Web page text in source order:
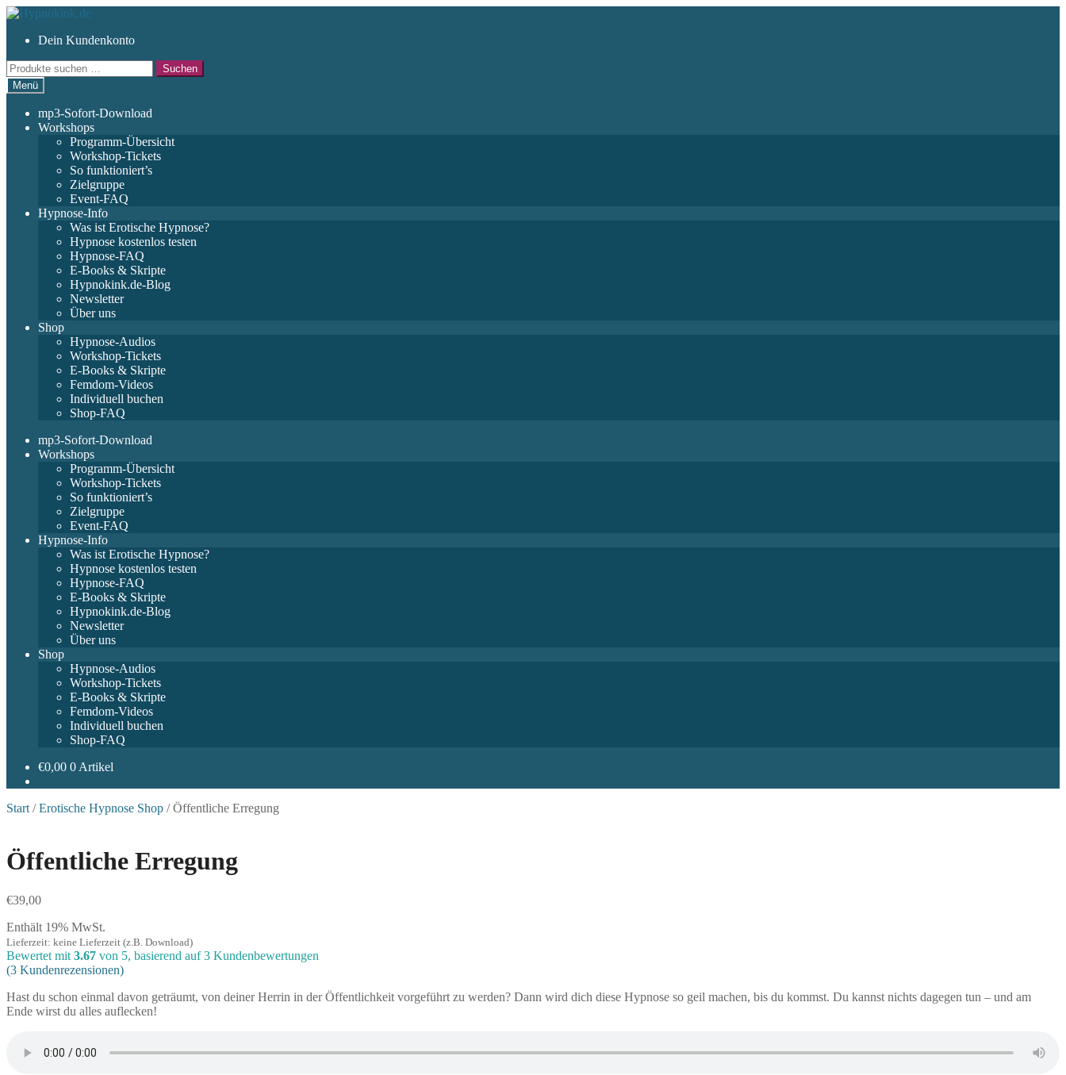
Zur
springen
Zum
springenDein Kundenkonto
Suchen
nach:
Suchen
Menü
mp3-Sofort-Download
Workshops
Programm-Übersicht
Workshop-Tickets
So funktioniert’s
Zielgruppe
Event-FAQ
Hypnose-Info
Was ist Erotische Hypnose?
Hypnose kostenlos testen
Hypnose-FAQ
E-Books & Skripte
Hypnokink.de-Blog
Newsletter
Über uns
Shop
Hypnose-Audios
Workshop-Tickets
E-Books & Skripte
Femdom-Videos
Individuell buchen
Shop-FAQ
mp3-Sofort-Download
Workshops
Programm-Übersicht
Workshop-Tickets
So funktioniert’s
Zielgruppe
Event-FAQ
Hypnose-Info
Was ist Erotische Hypnose?
Hypnose kostenlos testen
Hypnose-FAQ
E-Books & Skripte
Hypnokink.de-Blog
Newsletter
Über uns
Shop
Hypnose-Audios
Workshop-Tickets
E-Books & Skripte
Femdom-Videos
Individuell buchen
Shop-FAQ
€0,00 0 Artikel
Start /Erotische Hypnose Shop /Öffentliche Erregung
Öffentliche Erregung
€39,00
Enthält 19% MwSt.
Lieferzeit: keine Lieferzeit (z.B. Download)
Bewertet mit 3.67 von 5, basierend auf3 Kundenbewertungen
(3 Kundenrezensionen)
Hast du schon einmal davon geträumt, von deiner Herrin in der Öffentlichkeit vorgeführt zu werden? Dann wird dich diese Hypnose so geil machen, bis du kommst. Du kannst nichts dagegen tun – und am
Ende wirst du alles auflecken!